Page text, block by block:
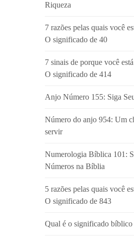
Riqueza
7 razões pelas quais você
O significado de 40
7 sinais de porque você
O significado de 414
Anjo Número 155: Siga
Número do anjo 954: Um
servir
Numerologia Bíblica 101:
Números na Bíblia
5 razões pelas quais você
O significado de 843
Qual é o significado bíblico